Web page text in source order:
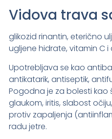
Vidova trava
glikozid rinantin, eterično
ugljene hidrate, vitamin C i
Upotrebljava se kao
antikatarik, antiseptik,
Pogodna je za bolesti kao
glaukom, iritis, slabost
protiv zapaljenja
radu jetre.